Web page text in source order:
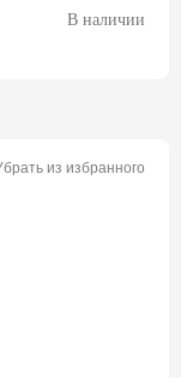
В наличии
из избранного